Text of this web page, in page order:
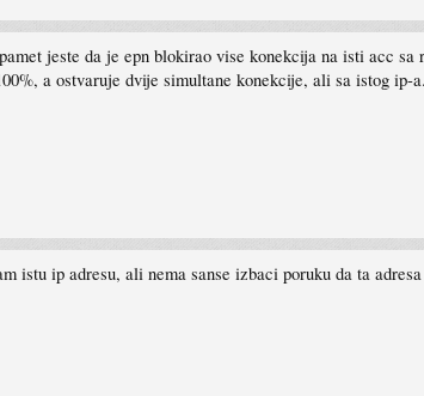
jeste da je epn blokirao vise konekcija na isti acc
a ostvaruje dvije simultane konekcije, ali sa istog ip-a.
istu ip adresu, ali nema sanse izbaci poruku da ta